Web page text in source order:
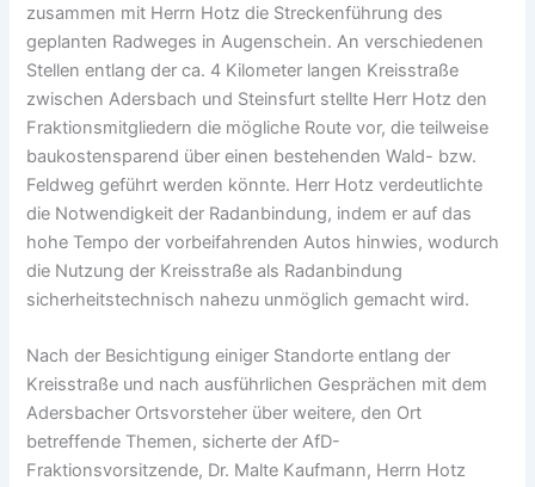
zusammen mit Herrn Hotz die Streckenführung des
geplanten Radweges in Augenschein. An verschiedenen
Stellen entlang der ca. 4 Kilometer langen Kreisstraße
zwischen Adersbach und Steinsfurt stellte Herr Hotz den
Fraktionsmitgliedern die mögliche Route vor, die teilweise
baukostensparend über einen bestehenden Wald- bzw.
Feldweg geführt werden könnte. Herr Hotz verdeutlichte
die Notwendigkeit der Radanbindung, indem er auf das
hohe Tempo der vorbeifahrenden Autos hinwies, wodurch
die Nutzung der Kreisstraße als Radanbindung
sicherheitstechnisch nahezu unmöglich gemacht wird.
Nach der Besichtigung einiger Standorte entlang der
Kreisstraße und nach ausführlichen Gesprächen mit dem
Adersbacher Ortsvorsteher über weitere, den Ort
betreffende Themen, sicherte der AfD-
Fraktionsvorsitzende, Dr. Malte Kaufmann, Herrn Hotz